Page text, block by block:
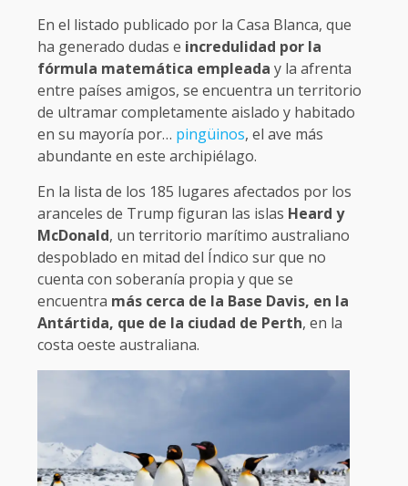
En el listado publicado por la Casa Blanca, que
ha generado dudas e incredulidad por la
fórmula matemática empleada y la afrenta
entre países amigos, se encuentra un territorio
de ultramar completamente aislado y habitado
en su mayoría por… pingüinos, el ave más
abundante en este archipiélago.
En la lista de los 185 lugares afectados por los
aranceles de Trump figuran las islas Heard y
McDonald, un territorio marítimo australiano
despoblado en mitad del Índico sur que no
cuenta con soberanía propia y que se
encuentra más cerca de la Base Davis, en la
Antártida, que de la ciudad de Perth, en la
costa oeste australiana.